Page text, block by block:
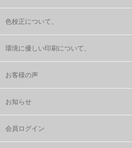
色校正について、
環境に優しい印刷について、
お客様の声
お知らせ
会員ログイン